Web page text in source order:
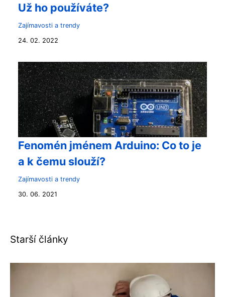
Už ho používáte?
Zajímavosti a trendy
24. 02. 2022
Fenomén jménem Arduino: Co to je
a k čemu slouží?
Zajímavosti a trendy
30. 06. 2021
Starší články